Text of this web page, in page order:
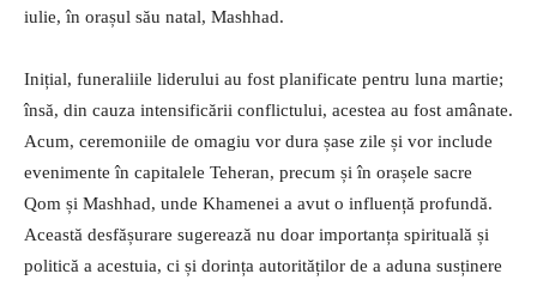
iulie, în orașul său natal, Mashhad.
Inițial, funeraliile liderului au fost planificate pentru luna martie;
însă, din cauza intensificării conflictului, acestea au fost amânate.
Acum, ceremoniile de omagiu vor dura șase zile și vor include
evenimente în capitalele Teheran, precum și în orașele sacre
Qom și Mashhad, unde Khamenei a avut o influență profundă.
Această desfășurare sugerează nu doar importanța spirituală și
politică a acestuia, ci și dorința autorităților de a aduna susținere